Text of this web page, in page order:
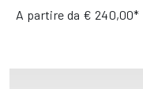
A partire da € 240,00*